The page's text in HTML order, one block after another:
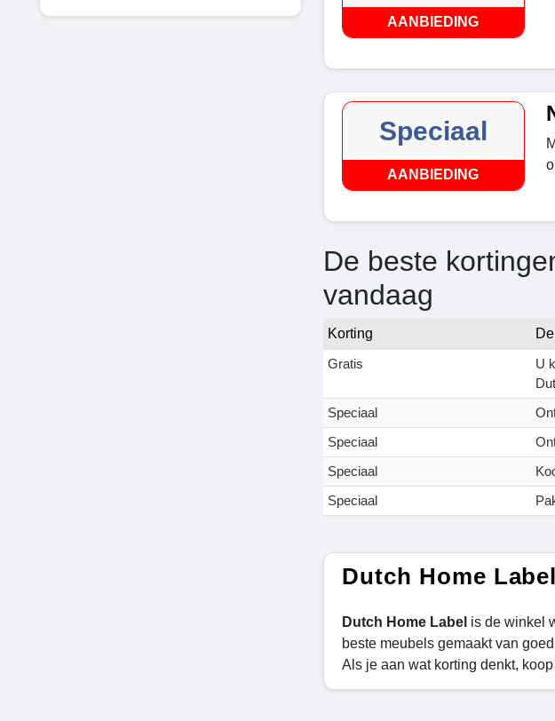
AANBIEDING
Speciaal
AANBIEDING
De beste
vandaag
Korting
Gratis
U
Speciaal
Speciaal
Speciaal
Speciaal
Dutch Home
Dutch Home Label is de winkel
beste meubels gemaakt van
Als je aan wat korting denkt,